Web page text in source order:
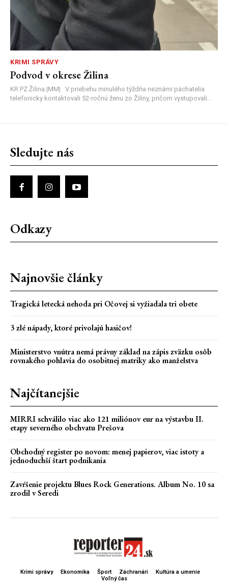
KRIMI SPRÁVY
Podvod v okrese Žilina
KR PZ Žilina |MM| V priebehu minulého týždňa neznámi páchatelia
telefonicky kontaktovali 52-ročnú ženu zo Žiliny, pričom vystupovali...
Sledujte nás
Odkazy
Najnovšie články
Tragická letecká nehoda pri Očovej si vyžiadala tri obete
3 zlé nápady, ktoré privolajú hasičov!
Ministerstvo vnútra nemá právny základ na zápis zväzku osôb
rovnakého pohlavia do osobitnej matriky ako manželstva
Najčítanejšie
MIRRI schválilo viac ako 121 miliónov eur na výstavbu II.
etapy severného obchvatu Prešova
Obchodný register po novom: menej papierov, viac istoty a
jednoduchší štart podnikania
Zavŕšenie projektu Blues Rock Generations. Album No. 10 sa
zrodil v Seredi
Krimi správy Ekonomika Šport Záchranári
Kultúra a umenie
Voľný čas